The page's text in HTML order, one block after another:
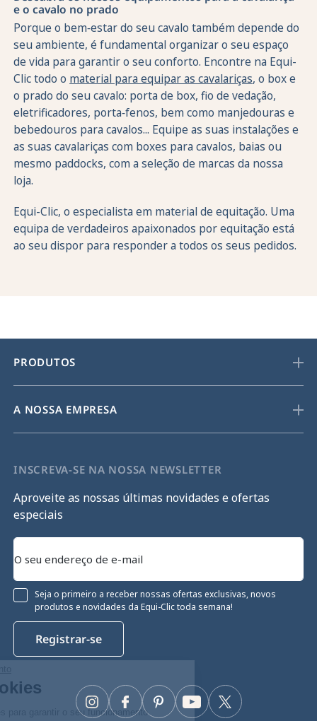
Gestão de cookies
O nosso site utiliza cookies para garantir o seu funcionamento
e o cavalo no prado
Porque o bem‑estar do seu cavalo também depende do
seu ambiente, é fundamental organizar o seu espaço
de vida para garantir o seu conforto. Encontre na Equi-
Clic todo o material para equipar as cavalariças, o box e
o prado do seu cavalo: porta de box, fio de vedação,
eletrificadores, porta‑fenos, bem como manjedouras e
bebedouros para cavalos... Equipe as suas instalações e
as suas cavalariças com boxes para cavalos, baias ou
mesmo paddocks, com a seleção de marcas da nossa
loja.
Equi-Clic, o especialista em material de equitação. Uma
equipa de verdadeiros apaixonados por equitação está
ao seu dispor para responder a todos os seus pedidos.
PRODUTOS
A NOSSA EMPRESA
INSCREVA-SE NA NOSSA NEWSLETTER
Aproveite as nossas últimas novidades e ofertas
especiais
Seja o primeiro a receber nossas ofertas exclusivas, novos
produtos e novidades da Equi-Clic toda semana!
Registrar-se
Facebook Twitter
YouTube
Pinterest
Instagram